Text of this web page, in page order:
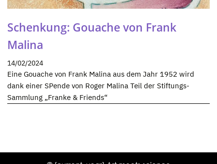
Schenkung: Gouache von Frank
Malina
14/02/2024
Eine Gouache von Frank Malina aus dem Jahr 1952 wird
dank einer SPende von Roger Malina Teil der Stiftungs-
Sammlung „Franke & Friends“